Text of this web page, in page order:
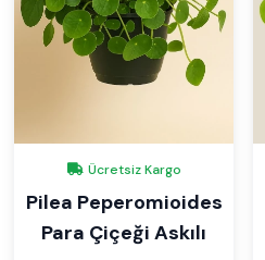
Ücretsiz Kargo
Pilea Peperomioides
Para Çiçeği Askılı